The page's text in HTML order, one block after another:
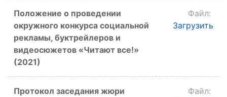
Положение о проведении
окружного конкурса социальной
рекламы, буктрейлеров и
видеосюжетов «Читают все!»
(2021)
Файл:
Загрузить
Протокол заседания жюри
Файл: